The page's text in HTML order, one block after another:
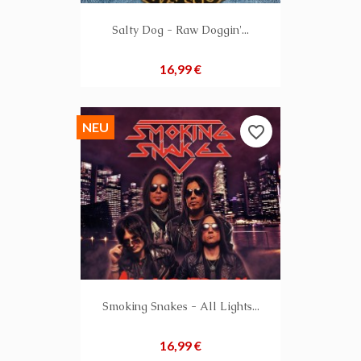
Salty Dog - Raw Doggin'...
Preis
16,99 €
Smoking Snakes - All Lights...
Preis
16,99 €
NEU favorite_border